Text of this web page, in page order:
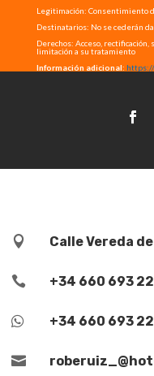
Legitimación: Consentimiento
Destinatarios: No se cederán
Derechos: Acceso,
limitación a su tratamiento
Información adicional:
 Calle Vereda
 +34 660 693
 +34 660 693
